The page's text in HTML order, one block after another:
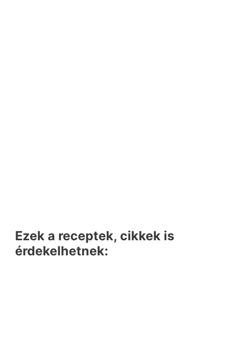
Ezek a receptek, cikkek is
érdekelhetnek: